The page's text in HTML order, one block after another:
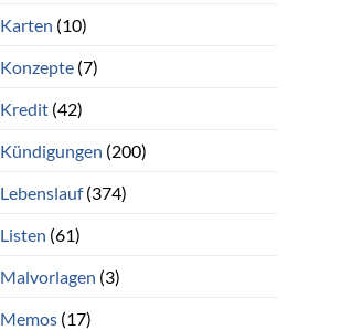
Karten (10)
Konzepte(7)
Kredit(42)
Kündigungen (200)
Lebenslauf(374)
Listen (61)
Malvorlagen (3)
Memos(17)